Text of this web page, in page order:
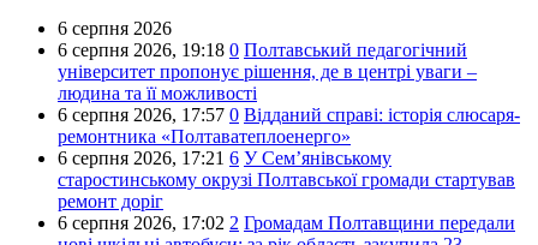
6 серпня 2026
6 серпня 2026, 19:18 0 Полтавський педагогічний
університет пропонує рішення, де в центрі уваги –
людина та її можливості
6 серпня 2026, 17:57 0 Відданий справі: історія слюсаря-
ремонтника «Полтаватеплоенерго»
6 серпня 2026, 17:21 6 У Сем’янівському
старостинському окрузі Полтавської громади стартував
ремонт доріг
6 серпня 2026, 17:02 2 Громадам Полтавщини передали